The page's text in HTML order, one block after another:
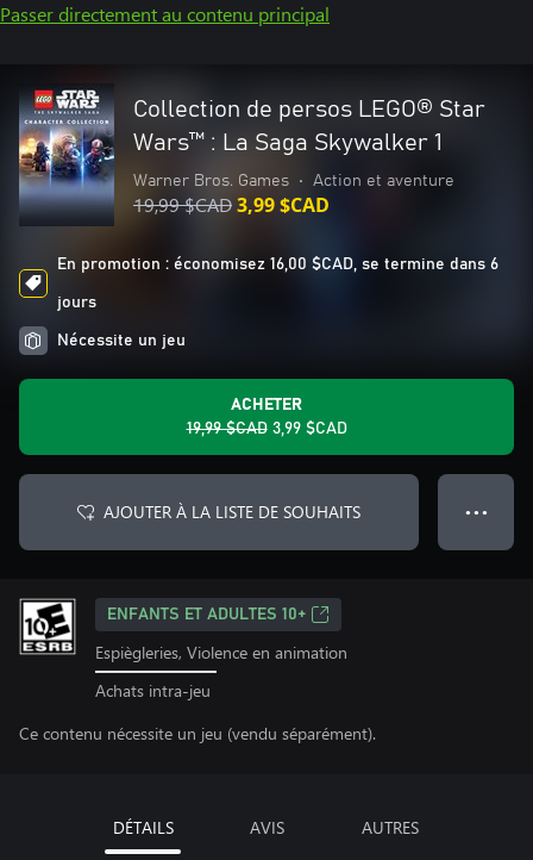
Passer directement au contenu principal
Collection de persos LEGO® Star
Wars™ : La Saga Skywalker 1
Warner Bros. Games • Action et aventure
19,99 $CAD3,99 $CAD
En promotion : économisez 16,00 $CAD, se termine dans 6
jours
Nécessite un jeu
ACHETER
19,99 $CAD 3,99 $CAD
AJOUTER À LA LISTE DE SOUHAITS ● ● ●
ENFANTS ET ADULTES 10+
Espiègleries, Violence en animation
Achats intra-jeu
Ce contenu nécessite un jeu (vendu séparément).
DÉTAILS AVIS AUTRES